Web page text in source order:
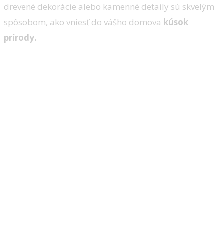
drevené dekorácie alebo kamenné detaily sú skvelým
spôsobom, ako vniesť do vášho domova kúsok
prírody.